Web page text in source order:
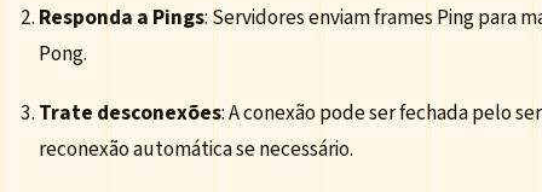
Responda a Pings: Servidores enviam frames Ping para
Pong.
Trate desconexões: A conexão pode ser fechada pelo
reconexão automática se necessário.